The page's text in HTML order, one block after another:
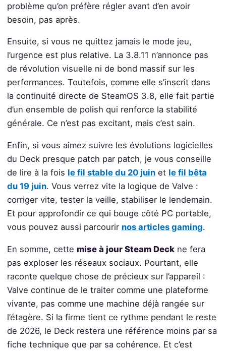
problème qu’on préfère régler avant d’en avoir
besoin, pas après.
Ensuite, si vous ne quittez jamais le mode jeu,
l’urgence est plus relative. La 3.8.11 n’annonce pas
de révolution visuelle ni de bond massif sur les
performances. Toutefois, comme elle s’inscrit dans
la continuité directe de SteamOS 3.8, elle fait partie
d’un ensemble de polish qui renforce la stabilité
générale. Ce n’est pas excitant, mais c’est sain.
Enfin, si vous aimez suivre les évolutions logicielles
du Deck presque patch par patch, je vous conseille
de lire à la fois le fil stable du 20 juinet le fil bêta
du 19 juin. Vous verrez vite la logique de Valve :
corriger vite, tester la veille, stabiliser le lendemain.
Et pour approfondir ce qui bouge côté PC portable,
vous pouvez aussi parcourir nos articles gaming.
En somme, cette mise à jour Steam Deckne fera
pas exploser les réseaux sociaux. Pourtant, elle
raconte quelque chose de précieux sur l’appareil :
Valve continue de le traiter comme une plateforme
vivante, pas comme une machine déjà rangée sur
l’étagère. Si la firme tient ce rythme pendant le reste
de 2026, le Deck restera une référence moins par sa
fiche technique que par sa cohérence. Et c’est